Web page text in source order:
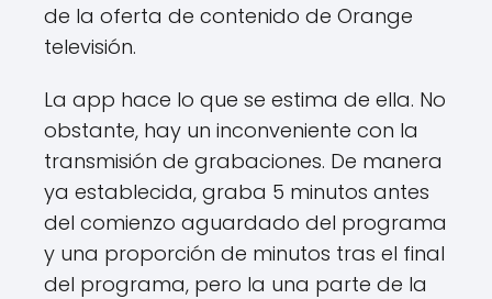
de la oferta de contenido de Orange
televisión.
La app hace lo que se estima de ella. No
obstante, hay un inconveniente con la
transmisión de grabaciones. De manera
ya establecida, graba 5 minutos antes
del comienzo aguardado del programa
y una proporción de minutos tras el final
del programa, pero la una parte de la